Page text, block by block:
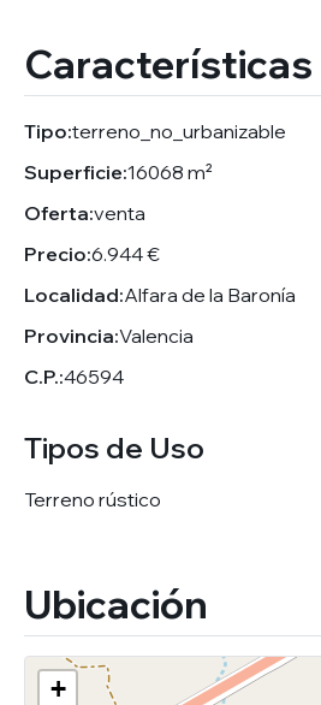
Características
Tipo:terreno_no_urbanizable
Superficie:16068 m²
Oferta:venta
Precio:6.944 €
Localidad:Alfara de la Baronía
Provincia:Valencia
C.P.:46594
Tipos de Uso
Terreno rústico
Ubicación
+